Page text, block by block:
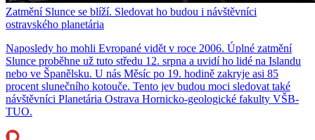
Zatmění Slunce se blíží. Sledovat ho budou i návštěvníci
ostravského planetária
Naposledy ho mohli Evropané vidět v roce 2006. Úplné zatmění
Slunce proběhne už tuto středu 12. srpna a uvidí ho lidé na Islandu
nebo ve Španělsku. U nás Měsíc po 19. hodině zakryje asi 85
procent slunečního kotouče. Tento jev budou moci sledovat také
návštěvníci Planetária Ostrava Hornicko-geologické fakulty VŠB-
TUO.